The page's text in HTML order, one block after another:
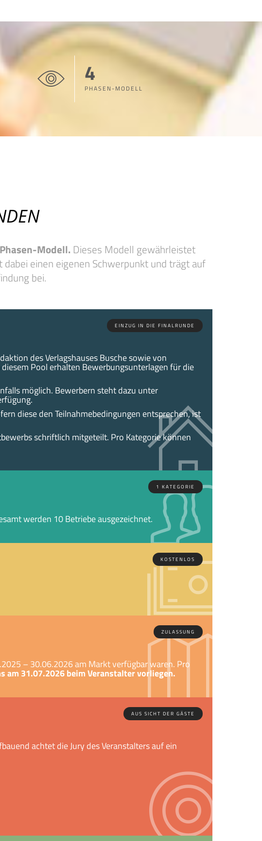
4
PHASEN-MODELL
Modell. Dieses Modell gewährleistet
einen eigenen Schwerpunkt und trägt auf
bei.
EINZUG IN DIE FINALRUNDE
des Verlagshauses Busche sowie von
Pool erhalten Bewerbungsunterlagen für die
möglich. Bewerbern steht dazu unter
diese den Teilnahmebedingungen entsprechen, ist
schriftlich mitgeteilt. Pro Kategorie können
1 KATEGORIE
werden 10 Betriebe ausgezeichnet.
KOSTENLOS
ZULASSUNG
– 30.06.2026 am Markt verfügbar waren. Pro
am 31.07.2026 beim Veranstalter vorliegen.
AUS SICHT DER GÄSTE
achtet die Jury des Veranstalters auf ein